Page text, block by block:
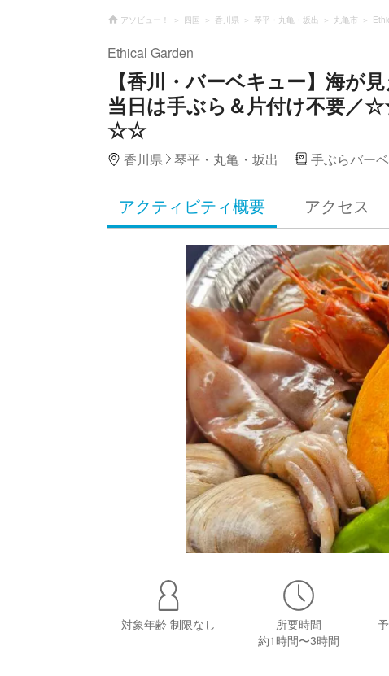
アソビュー！ 四国 香川県 琴平・丸亀・坂出 丸亀市
Ethical Garden
【香川・バーベキュー】海が
当日は手ぶら＆片付け不要／
☆☆
香川県 琴平・丸亀・坂出 手ぶらバー
アクティビティ概要 アクセス
対象年齢 制限なし
所要時間
約1時間〜3時間